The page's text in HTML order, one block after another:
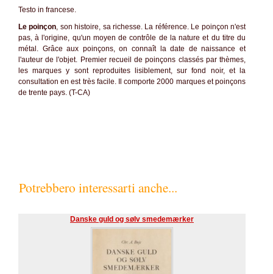
Testo in francese.
Le poinçon, son histoire, sa richesse. La référence. Le poinçon n'est
pas, à l'origine, qu'un moyen de contrôle de la nature et du titre du
métal. Grâce aux poinçons, on connaît la date de naissance et
l'auteur de l'objet. Premier recueil de poinçons classés par thèmes,
les marques y sont reproduites lisiblement, sur fond noir, et la
consultation en est très facile. Il comporte 2000 marques et poinçons
de trente pays. (T-CA)
Potrebbero interessarti anche...
Danske guld og sølv smedemærker